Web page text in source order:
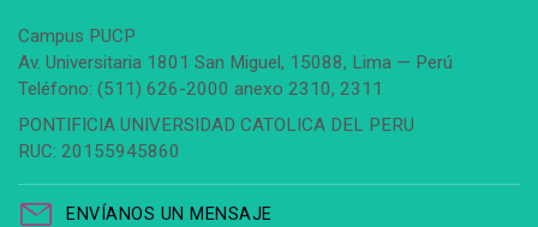
Campus PUCP
Av. Universitaria 1801 San Miguel, 15088, Lima — Perú
Teléfono: (511) 626-2000 anexo 2310, 2311
PONTIFICIA UNIVERSIDAD CATOLICA DEL PERU
RUC: 20155945860
ENVÍANOS UN MENSAJE